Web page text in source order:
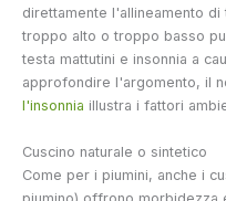
direttamente l'allineamento
troppo alto o troppo basso
testa mattutini e insonnia a
approfondire l'argomento, il
l'insonnia illustra i fattori
Cuscino naturale o sintetico
Come per i piumini, anche i